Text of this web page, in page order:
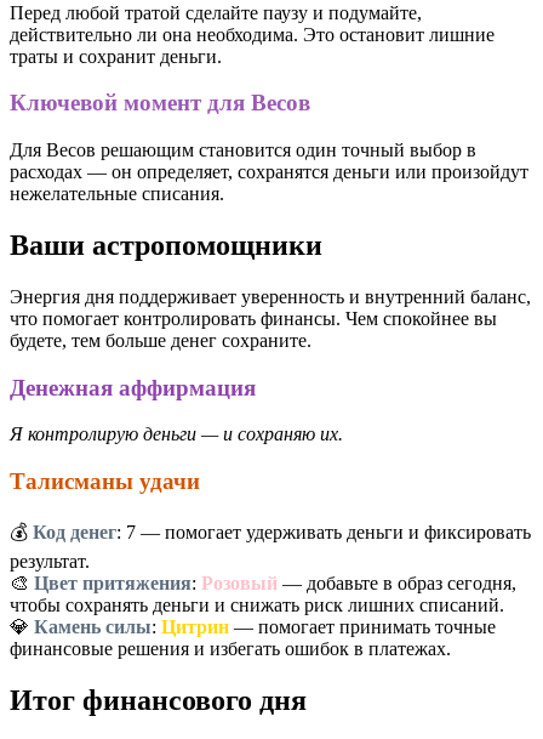
Перед любой тратой сделайте паузу и подумайте,
действительно ли она необходима. Это остановит лишние
траты и сохранит деньги.
Ключевой момент для Весов
Для Весов решающим становится один точный выбор в
расходах — он определяет, сохранятся деньги или произойдут
нежелательные списания.
Ваши астропомощники
Энергия дня поддерживает уверенность и внутренний баланс,
что помогает контролировать финансы. Чем спокойнее вы
будете, тем больше денег сохраните.
Денежная аффирмация
Я контролирую деньги — и сохраняю их.
Талисманы удачи
💰 Код денег: 7 — помогает удерживать деньги и фиксировать
результат.
🎨 Цвет притяжения: Розовый — добавьте в образ сегодня,
чтобы сохранять деньги и снижать риск лишних списаний.
💎 Камень силы: Цитрин — помогает принимать точные
финансовые решения и избегать ошибок в платежах.
Итог финансового дня